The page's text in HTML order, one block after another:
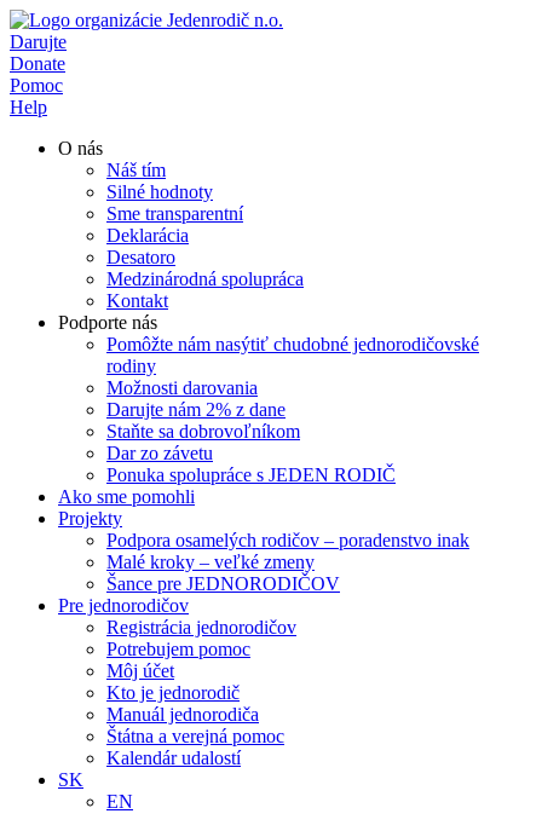
Preskočiť
na
obsah
Darujte
Donate
Pomoc
Help
O nás
Náš tím
Silné hodnoty
Sme transparentní
Deklarácia
Desatoro
Medzinárodná spolupráca
Kontakt
Podporte nás
Pomôžte nám nasýtiť chudobné jednorodičovské
rodiny
Možnosti darovania
Darujte nám 2% z dane
Staňte sa dobrovoľníkom
Dar zo závetu
Ponuka spolupráce s JEDEN RODIČ
Ako sme pomohli
Projekty
Podpora osamelých rodičov – poradenstvo inak
Malé kroky – veľké zmeny
Šance pre JEDNORODIČOV
Pre jednorodičov
Registrácia jednorodičov
Potrebujem pomoc
Môj účet
Kto je jednorodič
Manuál jednorodiča
Štátna a verejná pomoc
Kalendár udalostí
SK
EN